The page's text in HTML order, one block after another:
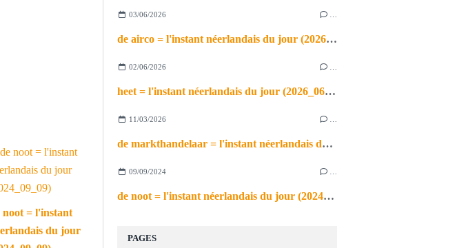
noot = l'instant
du jour
03/06/2026
de airco = l'instant néerlandais du jour (2026_06_03)
02/06/2026
heet = l'instant néerlandais du jour (2026_06_02)
11/03/2026
de markthandelaar = l'instant néerlandais du jour (2026_03_11)
09/09/2024
de noot = l'instant néerlandais du jour (2024_09_09)
PAGES